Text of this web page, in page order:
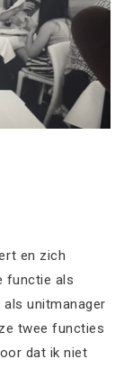
en zich
functie als
unitmanager
twee functies
dat ik niet